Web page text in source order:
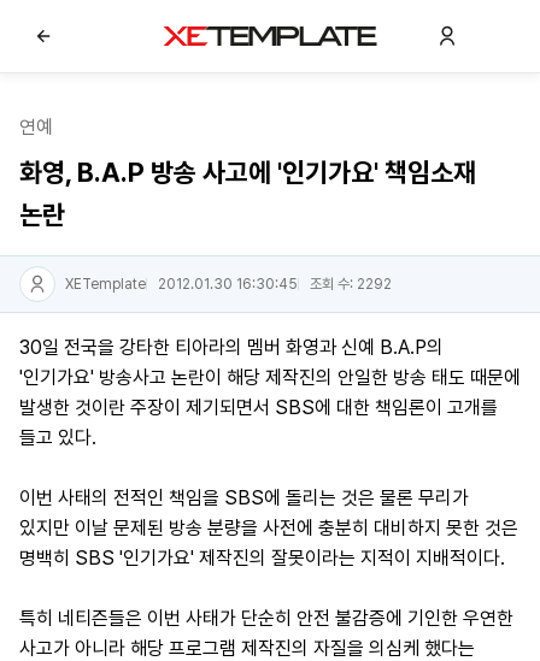
연예
화영, B.A.P 방송 사고에 '인기가요' 책임소재
논란
XETemplate 2012.01.30 16:30:45 조회 수: 2292
30일 전국을 강타한 티아라의 멤버 화영과 신예 B.A.P의
'인기가요' 방송사고 논란이 해당 제작진의 안일한 방송 태도 때문에
발생한 것이란 주장이 제기되면서 SBS에 대한 책임론이 고개를
들고 있다.
이번 사태의 전적인 책임을 SBS에 돌리는 것은 물론 무리가
있지만 이날 문제된 방송 분량을 사전에 충분히 대비하지 못한 것은
명백히 SBS '인기가요' 제작진의 잘못이라는 지적이 지배적이다.
특히 네티즌들은 이번 사태가 단순히 안전 불감증에 기인한 우연한
사고가 아니라 해당 프로그램 제작진의 자질을 의심케 했다는